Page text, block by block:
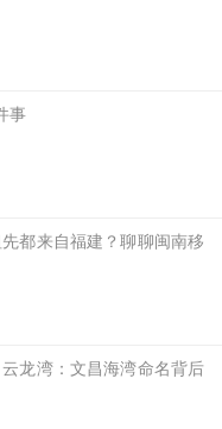
事
都来自福建？聊聊闽南移
龙湾：文昌海湾命名背后